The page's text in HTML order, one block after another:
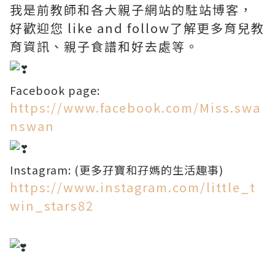
我是前教師和各大親子網站的駐站博客，
好歡迎您 like and follow了解更多育兒教
育資訊、親子食譜和好去處等。
Facebook page:
https://www.facebook.com/Miss.swa
nswan
Instagram: (更多孖寶和孖媽的生活趣事)
https://www.instagram.com/little_t
win_stars82